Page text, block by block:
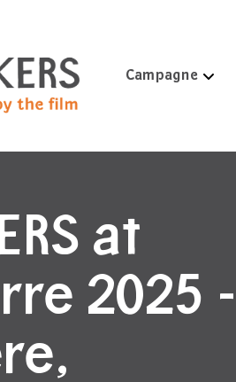
Campagne
at
2025 -